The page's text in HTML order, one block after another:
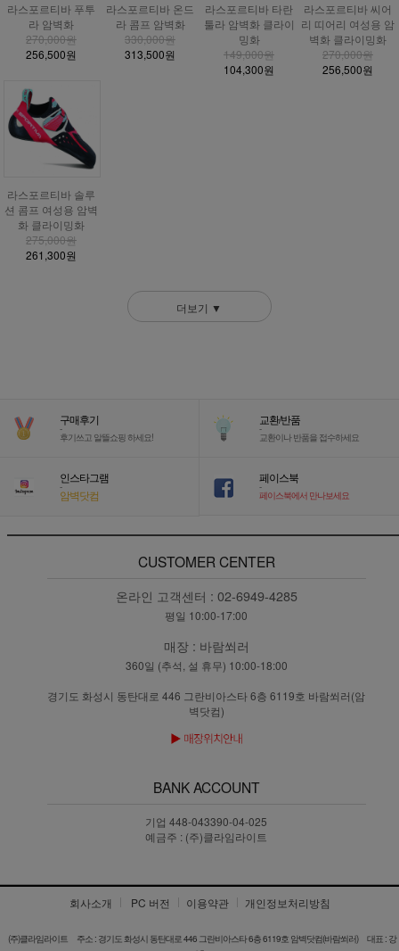
라스포르티바 푸투
라 암벽화
270,000원
256,500원
라스포르티바 온드
라 콤프 암벽화
330,000원
313,500원
라스포르티바 타란
툴라 암벽화 클라이
밍화
149,000원
104,300원
라스포르티바 씨어
리 띠어리 여성용 암
벽화 클라이밍화
270,000원
256,500원
라스포르티바 솔루
션 콤프 여성용 암벽
화 클라이밍화
275,000원
261,300원
더보기 ▼
구매후기
-
후기쓰고 알뜰쇼핑 하세요!
교환/반품
-
교환이나 반품을 접수하세요
인스타그램
-
암벽닷컴
페이스북
-
페이스북에서 만나보세요
CUSTOMER CENTER
온라인 고객센터 : 02-6949-4285
평일 10:00-17:00
매장 : 바람쐬러
360일 (추석, 설 휴무) 10:00-18:00
경기도 화성시 동탄대로 446 그란비아스타 6층 6119호 바람쐬러(암
벽닷컴)
BANK ACCOUNT
기업 448-043390-04-025
예금주 : (주)클라임라이트
회사소개 PC 버전 이용약관 개인정보처리방침
(주)클라임라이트 주소 : 경기도 화성시 동탄대로 446 그란비아스타 6층 6119호 암벽닷컴(바람쐬러)
대표 : 강